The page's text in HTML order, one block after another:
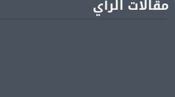
مقالات الرأي